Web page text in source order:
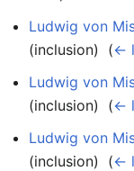
Ludwig von
(inclusion) ‎ (←
Ludwig von
(inclusion) ‎ (←
Ludwig von
(inclusion) ‎ (←